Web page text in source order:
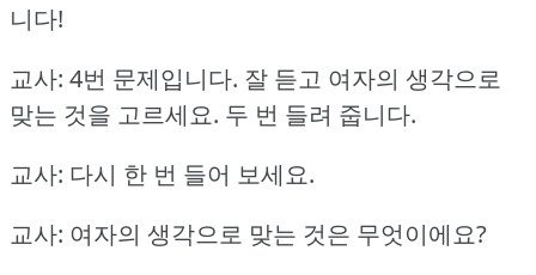
니다!
교사: 4번 문제입니다. 잘 듣고 여자의 생각으로
맞는 것을 고르세요. 두 번 들려 줍니다.
교사: 다시 한 번 들어 보세요.
교사: 여자의 생각으로 맞는 것은 무엇이에요?